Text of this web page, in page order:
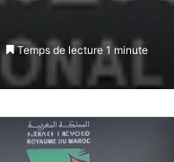
Temps de lecture 1 minute